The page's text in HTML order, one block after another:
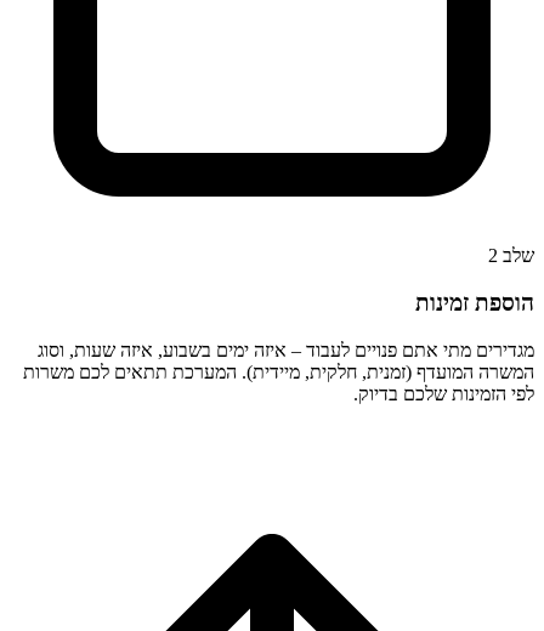
שלב 2
הוספת זמינות
מגדירים מתי אתם פנויים לעבוד – איזה ימים בשבוע, איזה שעות, וסוג
המשרה המועדף (זמנית, חלקית, מיידית). המערכת תתאים לכם משרות
לפי הזמינות שלכם בדיוק.